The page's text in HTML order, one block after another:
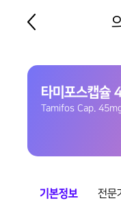
타미포스캡슐
Tamifos Cap.
기본정보 전문